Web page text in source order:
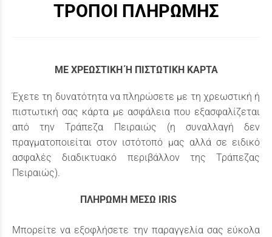
ΤΡΟΠΟΙ ΠΛΗΡΩΜΗΣ
MΕ ΧΡΕΩΣΤΙΚΗ Ή ΠΙΣΤΩΤΙΚΗ ΚΑΡΤΑ
Έχετε τη δυνατότητα να πληρώσετε με τη χρεωστική ή
πιστωτική σας κάρτα με ασφάλεια που εξασφαλίζεται
από την Τράπεζα Πειραιώς (η συναλλαγή δεν
πραγματοποιείται στον ιστότοπό μας αλλά σε ειδικό
ασφαλές διαδικτυακό περιβάλλον της Τράπεζας
Πειραιώς).
ΠΛΗΡΩΜΗ ΜΕΣΩ IRIS
Μπορείτε να εξοφλήσετε την παραγγελία σας εύκολα